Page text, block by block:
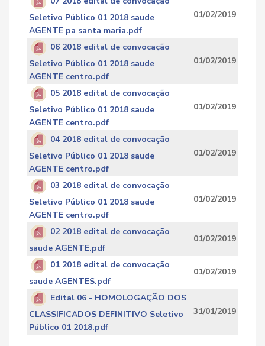
Seletivo Público 01 2018 saude
AGENTE pa santa maria.pdf
01/02/2019
06 2018 edital de convocação
Seletivo Público 01 2018 saude
AGENTE centro.pdf
01/02/2019
05 2018 edital de convocação
Seletivo Público 01 2018 saude
AGENTE centro.pdf
01/02/2019
04 2018 edital de convocação
Seletivo Público 01 2018 saude
AGENTE centro.pdf
01/02/2019
03 2018 edital de convocação
Seletivo Público 01 2018 saude
AGENTE centro.pdf
01/02/2019
02 2018 edital de convocação
saude AGENTE.pdf
01/02/2019
01 2018 edital de convocação
saude AGENTES.pdf
01/02/2019
Edital 06 - HOMOLOGAÇÃO DOS
CLASSIFICADOS DEFINITIVO Seletivo
Público 01 2018.pdf
31/01/2019